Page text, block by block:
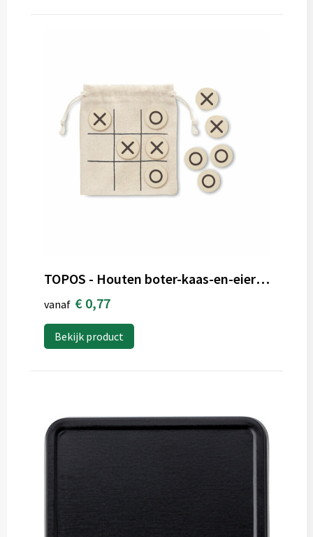
TOPOS - Houten boter-kaas-en-eieren
vanaf € 0,77
Bekijk product